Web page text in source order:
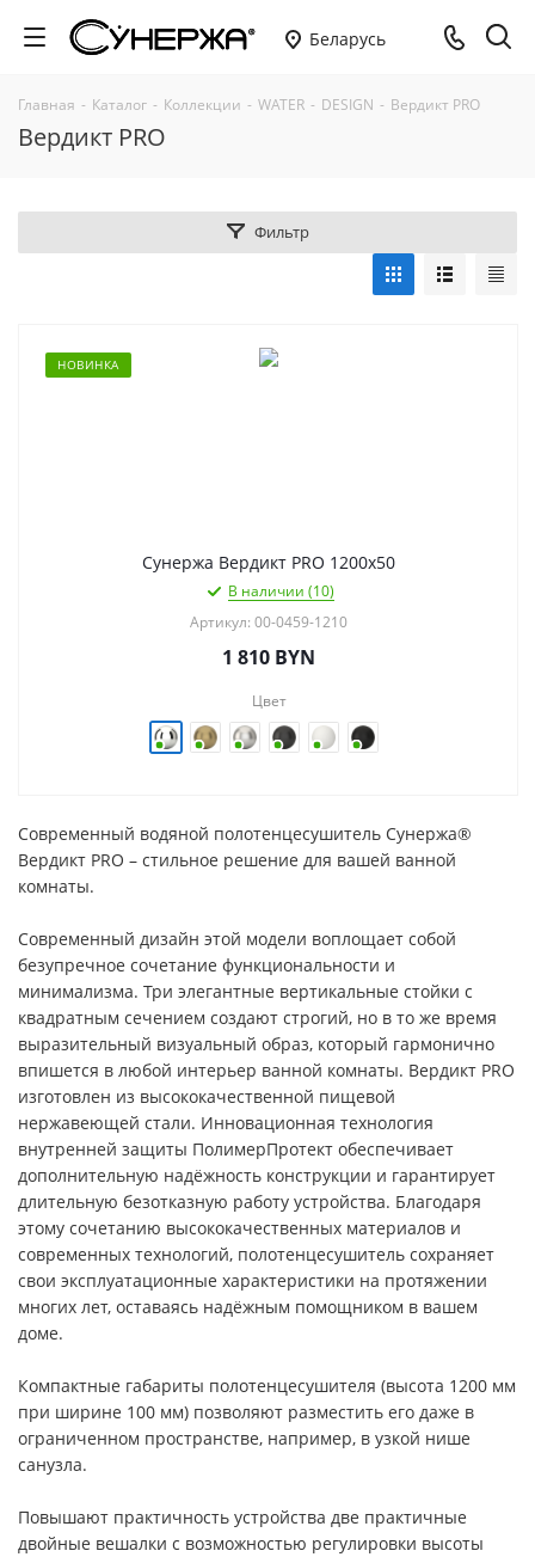
Беларусь
Главная - Каталог - Коллекции - WATER - DESIGN - Вердикт PRO
Вердикт PRO
Фильтр
НОВИНКА
Сунержа Вердикт PRO 1200х50
В наличии (10)
Артикул: 00-0459-1210
1 810 BYN
Цвет
Современный водяной полотенцесушитель Сунержа®
Вердикт PRO – стильное решение для вашей ванной
комнаты.
Современный дизайн этой модели воплощает собой
безупречное сочетание функциональности и
минимализма. Три элегантные вертикальные стойки с
квадратным сечением создают строгий, но в то же время
выразительный визуальный образ, который гармонично
впишется в любой интерьер ванной комнаты. Вердикт PRO
изготовлен из высококачественной пищевой
нержавеющей стали. Инновационная технология
внутренней защиты ПолимерПротект обеспечивает
дополнительную надёжность конструкции и гарантирует
длительную безотказную работу устройства. Благодаря
этому сочетанию высококачественных материалов и
современных технологий, полотенцесушитель сохраняет
свои эксплуатационные характеристики на протяжении
многих лет, оставаясь надёжным помощником в вашем
доме.
Компактные габариты полотенцесушителя (высота 1200 мм
при ширине 100 мм) позволяют разместить его даже в
ограниченном пространстве, например, в узкой нише
санузла.
Повышают практичность устройства две практичные
двойные вешалки с возможностью регулировки высоты